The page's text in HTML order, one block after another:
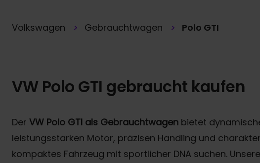
Volkswagen Gebrauchtwagen Polo GTI
VW Polo GTI gebraucht kaufen
Der VW Polo GTI als Gebrauchtwagen bietet
leistungsstarken Motor, präzisen Handling und
kompaktes Fahrzeug mit sportlicher DNA suchen.